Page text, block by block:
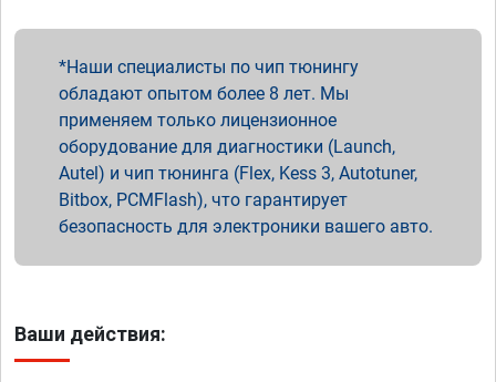
Наши специалисты по чип тюнингу
обладают опытом более 8 лет. Мы
применяем только лицензионное
оборудование для диагностики (Launch,
Autel) и чип тюнинга (Flex, Kess 3, Autotuner,
Bitbox, PCMFlash), что гарантирует
безопасность для электроники вашего авто.
Ваши действия: